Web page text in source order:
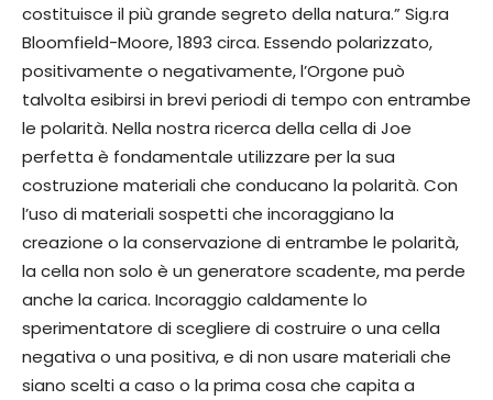
costituisce il più grande segreto della natura.” Sig.ra
Bloomfield-Moore, 1893 circa. Essendo polarizzato,
positivamente o negativamente, l’Orgone può
talvolta esibirsi in brevi periodi di tempo con entrambe
le polarità. Nella nostra ricerca della cella di Joe
perfetta è fondamentale utilizzare per la sua
costruzione materiali che conducano la polarità. Con
l’uso di materiali sospetti che incoraggiano la
creazione o la conservazione di entrambe le polarità,
la cella non solo è un generatore scadente, ma perde
anche la carica. Incoraggio caldamente lo
sperimentatore di scegliere di costruire o una cella
negativa o una positiva, e di non usare materiali che
siano scelti a caso o la prima cosa che capita a